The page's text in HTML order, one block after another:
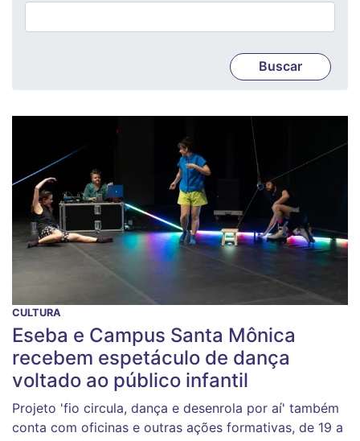
CULTURA
Eseba e Campus Santa Mônica
recebem espetáculo de dança
voltado ao público infantil
Projeto 'fio circula, dança e desenrola por aí' também
conta com oficinas e outras ações formativas, de 19 a